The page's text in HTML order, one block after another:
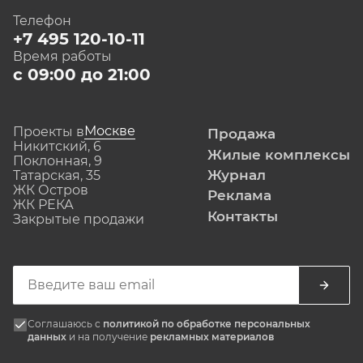
Телефон
+7 495 120-10-11
Время работы
с 09:00 до 21:00
Проекты вМоскве
Никитский, 6
Поклонная, 9
Татарская, 35
ЖК Остров
ЖК РЕКА
Закрытые продажи
Продажа
Жилые комплексы
Журнал
Реклама
Контакты
Соглашаюсь с политикой по обработке персональных
данных и на получение рекламных материалов